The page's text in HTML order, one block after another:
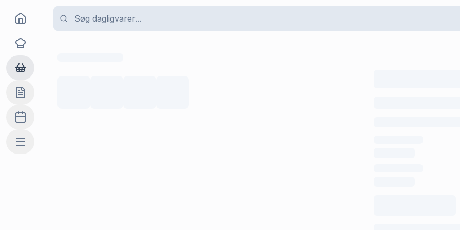
Goma
Opskrifter
Dagligvarer
Indkøbslisten
Madplan
Mere